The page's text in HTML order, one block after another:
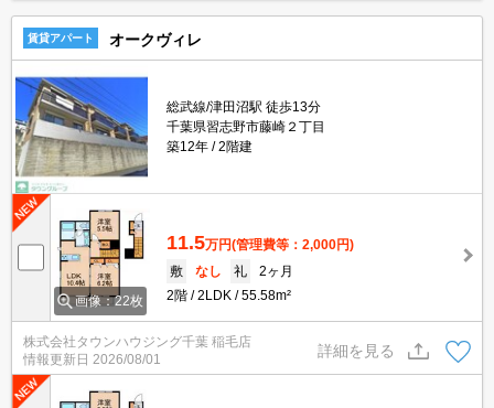
賃貸アパート オークヴィレ
総武線/津田沼駅 徒歩13分
千葉県習志野市藤崎２丁目
築12年
2階建
画像：22枚
11.5万円(管理費等：2,000円)
敷
なし 礼
2ヶ月
2階
2LDK 55.58m²
株式会社タウンハウジング千葉 稲毛店
情報更新日 2026/08/01
詳細を見る